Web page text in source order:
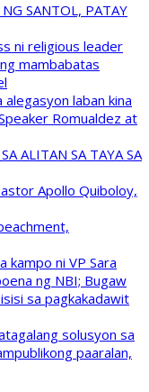
SANTOL, PATAY
ni religious leader
mambabatas
laban kina
Romualdez at
ALITAN SA TAYA SA
Apollo Quiboloy,
kampo ni VP Sara
ng NBI; Bugaw
sa pagkakadawit
solusyon sa
paaralan,